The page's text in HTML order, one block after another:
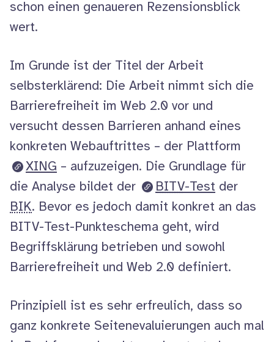
schon einen genaueren Rezensionsblick
wert.
Im Grunde ist der Titel der Arbeit
selbsterklärend: Die Arbeit nimmt sich die
Barrierefreiheit im Web 2.0 vor und
versucht dessen Barrieren anhand eines
konkreten Webauftrittes – der Plattform
XING – aufzuzeigen. Die Grundlage für
die Analyse bildet der
BITV-Test der
BIK. Bevor es jedoch damit konkret an das
BITV-Test-Punkteschema geht, wird
Begriffsklärung betrieben und sowohl
Barrierefreiheit und Web 2.0 definiert.
Prinzipiell ist es sehr erfreulich, dass so
ganz konkrete Seitenevaluierungen auch mal